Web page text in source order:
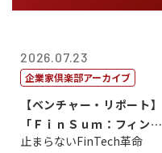
2026.07.23
企業家倶楽部アーカイブ
【ベンチャー・リポート】
「ＦｉｎＳｕｍ：フィンテ
ック・サミッ...
止まらないFinTech革命